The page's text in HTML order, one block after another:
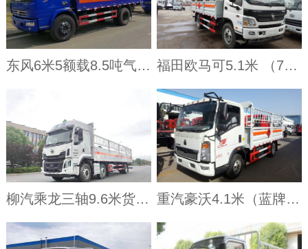
东风6米5额载8.5吨气瓶运输车 福田欧马可5.1米 （7.2吨）气瓶车
柳汽乘龙三轴9.6米货厢气瓶运输车 重汽豪沃4.1米（蓝牌）气瓶车